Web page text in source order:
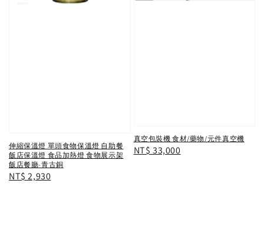
伸縮保溫燈 單頭食物保溫燈 自助餐
飯店保溫燈 食品加熱燈 食物展示架
飯店餐廳-青古銅
Regular
NT$ 2,930
真空包裝機 食材/藥物/元件真空機
Regular
NT$ 33,000